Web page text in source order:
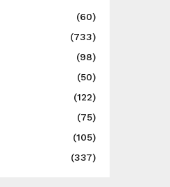
(60)
(733)
(98)
(50)
(122)
(75)
(105)
(337)